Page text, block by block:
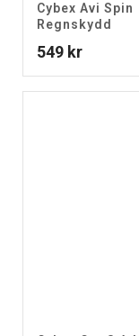
Cybex Avi Spin
Regnskydd
549 kr